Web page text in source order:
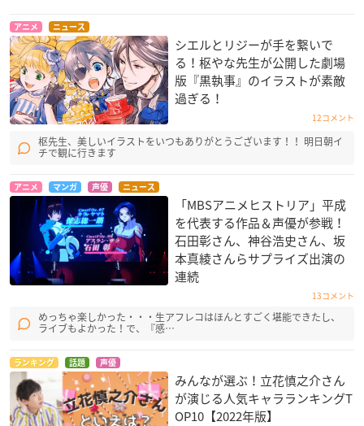
アニメ ニュース
シエルとリジーが手を繋いで
る！枢やな先生が公開した劇場
版『黒執事』のイラストが素敵
過ぎる！
12コメント
枢先生、美しいイラストをいつもありがとうございます！！ 明日朝イ
チで観に行きます
アニメ マンガ 声優 ニュース
「MBSアニメヒストリア」平成
を代表する作品＆声優が参戦！
石田彰さん、神谷浩史さん、坂
本真綾さんらサプライズ出演の
連続
13コメント
めっちゃ楽しかった・・・生アフレコはほんとすごく堪能できたし、
ライブもよかった！で、『感…
ランキング 話題 声優
みんなが選ぶ！立花慎之介さん
が演じる人気キャラランキングT
OP10【2022年版】